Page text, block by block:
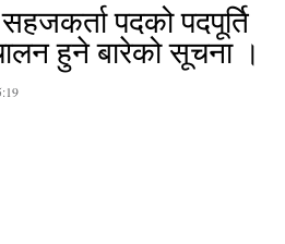
पदको पदपूर्ति
हुने बारेको सूचना ।